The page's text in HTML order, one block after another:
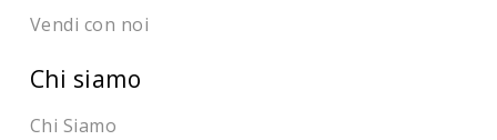
Vendi con noi
Chi siamo
Chi Siamo